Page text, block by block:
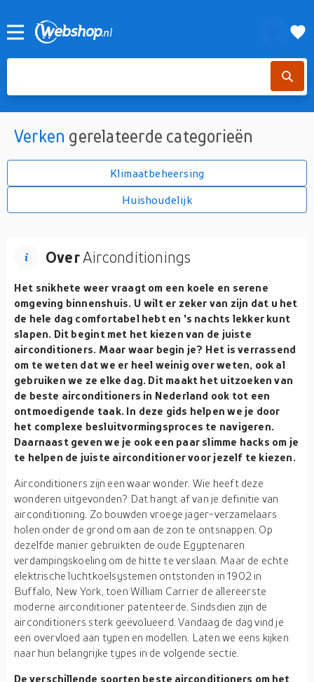
Verken gerelateerde categorieën
Klimaatbeheersing
Huishoudelijk
OverAirconditionings
Het snikhete weer vraagt om een koele en serene
omgeving binnenshuis. U wilt er zeker van zijn dat u het
de hele dag comfortabel hebt en 's nachts lekker kunt
slapen. Dit begint met het kiezen van de juiste
airconditioners. Maar waar begin je? Het is verrassend
om te weten dat we er heel weinig over weten, ook al
gebruiken we ze elke dag. Dit maakt het uitzoeken van
de beste airconditioners in Nederland ook tot een
ontmoedigende taak. In deze gids helpen we je door
het complexe besluitvormingsproces te navigeren.
Daarnaast geven we je ook een paar slimme hacks om je
te helpen de juiste airconditioner voor jezelf te kiezen.
Airconditioners zijn een waar wonder. Wie heeft deze
wonderen uitgevonden? Dat hangt af van je definitie van
airconditioning. Zo bouwden vroege jager-verzamelaars
holen onder de grond om aan de zon te ontsnappen. Op
dezelfde manier gebruikten de oude Egyptenaren
verdampingskoeling om de hitte te verslaan. Maar de echte
elektrische luchtkoelsystemen ontstonden in 1902 in
Buffalo, New York, toen William Carrier de allereerste
moderne airconditioner patenteerde. Sindsdien zijn de
airconditioners sterk geëvolueerd. Vandaag de dag vind je
een overvloed aan typen en modellen. Laten we eens kijken
naar hun belangrijke types in de volgende sectie.
De verschillende soorten beste airconditioners om het